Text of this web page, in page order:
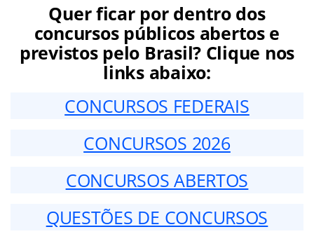
Quer ficar por dentro dos
concursos públicos abertos e
previstos pelo Brasil? Clique nos
links abaixo:
CONCURSOS FEDERAIS
CONCURSOS 2026
CONCURSOS ABERTOS
QUESTÕES DE CONCURSOS